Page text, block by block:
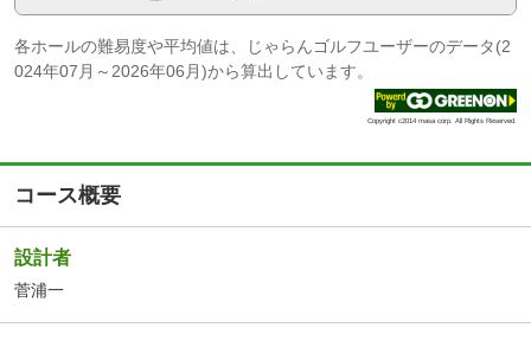
各ホールの難易度や平均値は、じゃらんゴルフユーザーのデータ(2
024年07月～2026年06月)から算出しています。
Copyright c2014 masa corp. All Rights Reserved.
コース概要
設計者
菅浦一